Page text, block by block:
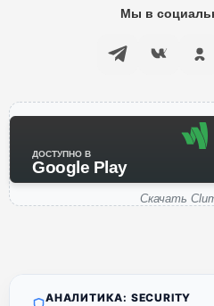
Мы в
ДОСТУПНО В
Google Play
Скачать
АНАЛИТИКА: SECURITY